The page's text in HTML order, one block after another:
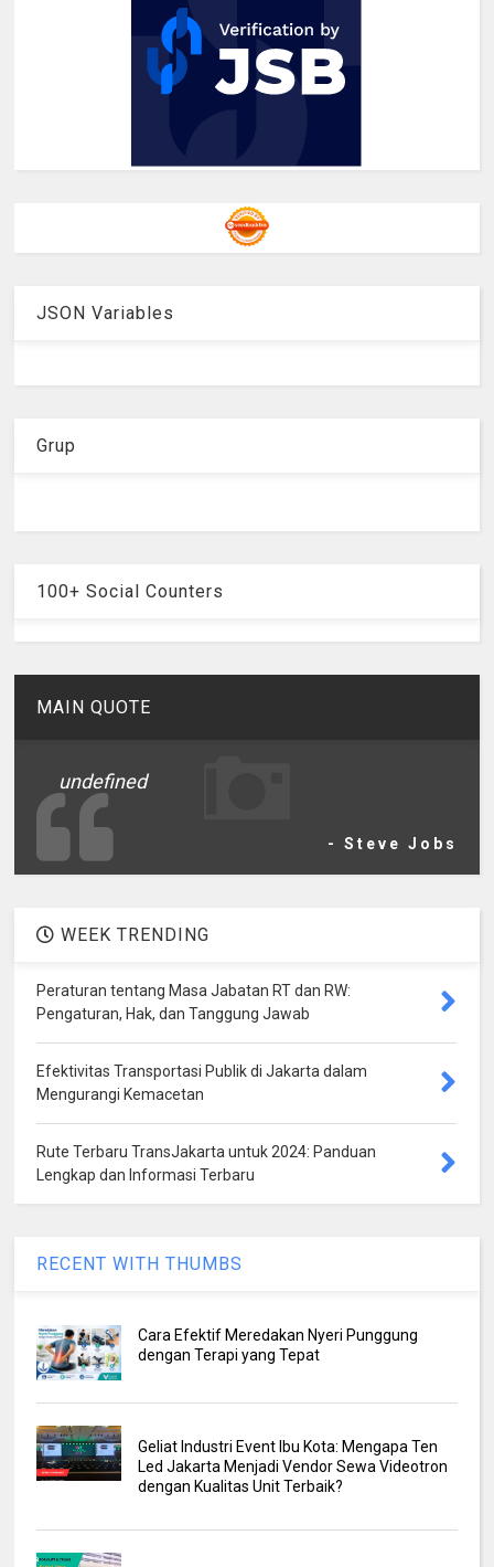
JSON Variables
Grup
100+ Social Counters
MAIN QUOTE
undefined
- Steve Jobs
WEEK TRENDING
Peraturan tentang Masa Jabatan RT dan RW:
Pengaturan, Hak, dan Tanggung Jawab
Efektivitas Transportasi Publik di Jakarta dalam
Mengurangi Kemacetan
Rute Terbaru TransJakarta untuk 2024: Panduan
Lengkap dan Informasi Terbaru
RECENT WITH THUMBS
Cara Efektif Meredakan Nyeri Punggung
dengan Terapi yang Tepat
Geliat Industri Event Ibu Kota: Mengapa Ten
Led Jakarta Menjadi Vendor Sewa Videotron
dengan Kualitas Unit Terbaik?